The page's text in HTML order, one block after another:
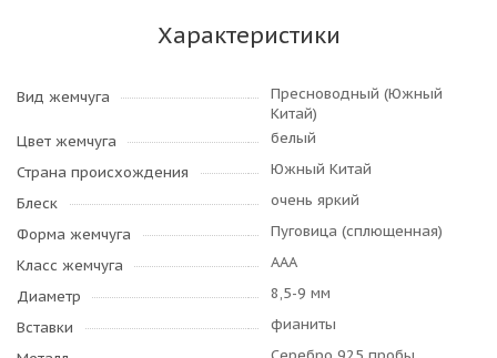
Характеристики
Вид жемчуга
Пресноводный (Южный
Китай)
Цвет жемчуга
белый
Страна происхождения
Южный Китай
Блеск
очень яркий
Форма жемчуга
Пуговица (сплющенная)
Класс жемчуга
AAA
Диаметр
8,5-9 мм
Вставки
фианиты